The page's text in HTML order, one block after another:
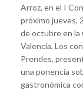
Arroz, en el I
próximo jueves,
de octubre en la
Valencia, Los
Prendes,
una ponencia
gastronómica